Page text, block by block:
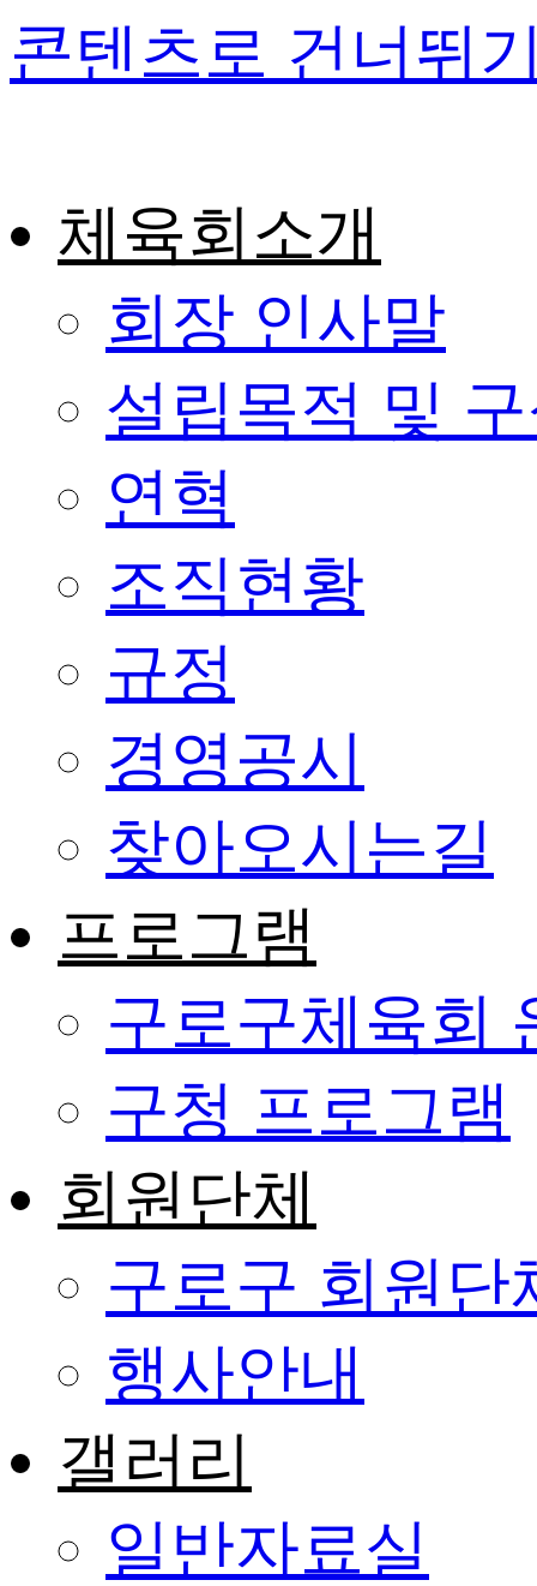
콘텐츠로 건너뛰
체육회소개
회장 인사말
설립목적 및
연혁
조직현황
규정
경영공시
찾아오시는길
프로그램
구로구체육회
구청 프로그램
회원단체
구로구 회원단
행사안내
갤러리
일반자료실